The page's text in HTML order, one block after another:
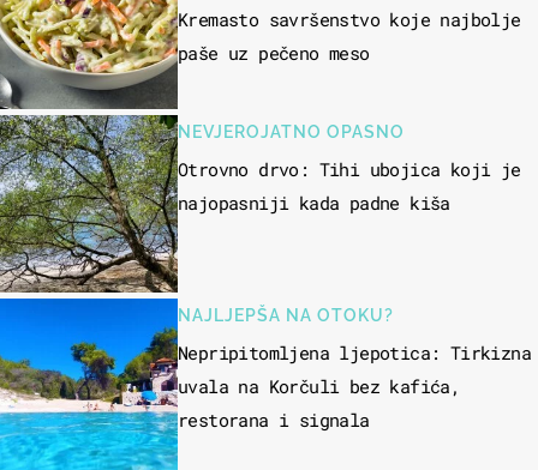
Kremasto savršenstvo koje najbolje
paše uz pečeno meso
NEVJEROJATNO OPASNO
Otrovno drvo: Tihi ubojica koji je
najopasniji kada padne kiša
NAJLJEPŠA NA OTOKU?
Nepripitomljena ljepotica: Tirkizna
uvala na Korčuli bez kafića,
restorana i signala